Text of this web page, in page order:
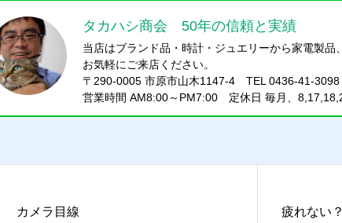
タカハシ商会 50年の信頼と実績
当店はブランド品・時計・ジュエリーから家電製品
お気軽にご来店ください。
〒290-0005 市原市山木1147-4 TEL 0436-41-3098
営業時間 AM8:00～PM7:00 定休日 毎月、
カメラ目線 疲れない？